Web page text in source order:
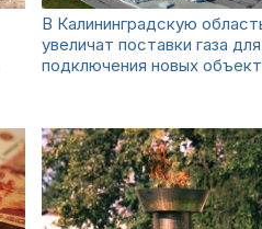
В Калининградскую
увеличат поставки газа для
подключения новых